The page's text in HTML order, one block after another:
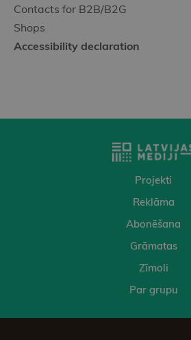
Contacts for B2B/B2G
Shops
Accessibility declaration
Projekti
Reklāma
Abonēšana
Grāmatas
Zīmoli
Par grupu